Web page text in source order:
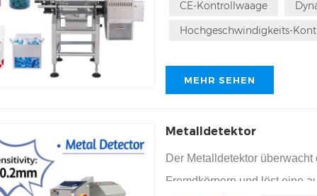
sichergestellt. Mit einer
Herstellung von Pharma- und
CE-Kontrollwaage
Hochgeschwindigkeits-
MEHR SEHEN
Metalldetektor
Der Metalldetektor
Fremdkörpern und löst eine